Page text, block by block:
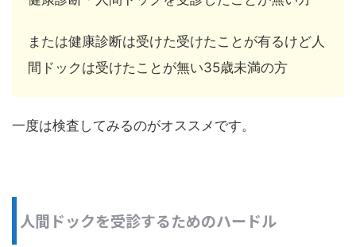
または健康診断は受けた受けたことが有るけど人
間ドックは受けたことが無い35歳未満の方
一度は検査してみるのがオススメです。
人間ドックを受診するためのハードル